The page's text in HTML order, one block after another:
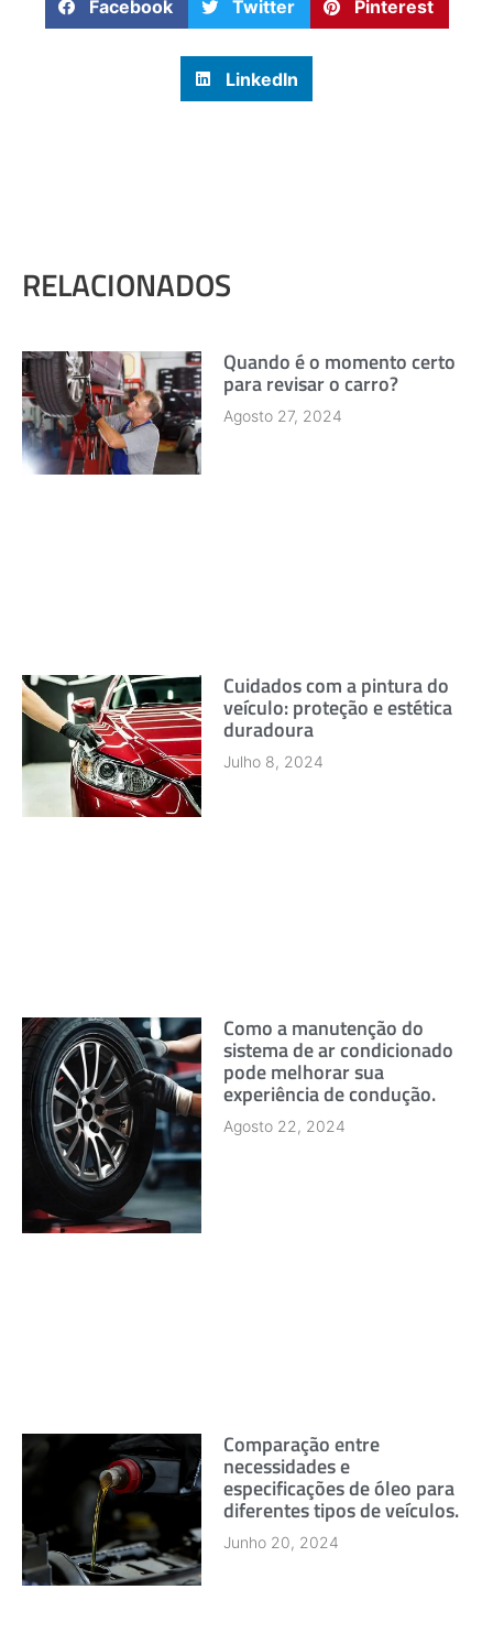
Facebook Twitter Pinterest
LinkedIn
RELACIONADOS
Quando é o momento certo
para revisar o carro?
Agosto 27, 2024
Cuidados com a pintura do
veículo: proteção e estética
duradoura
Julho 8, 2024
Como a manutenção do
sistema de ar condicionado
pode melhorar sua
experiência de condução.
Agosto 22, 2024
Comparação entre
necessidades e
especificações de óleo para
diferentes tipos de veículos.
Junho 20, 2024